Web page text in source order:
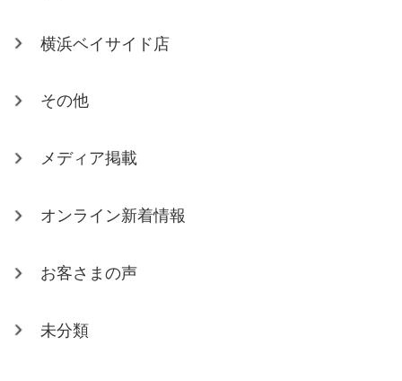
横浜ベイサイド店
その他
メディア掲載
オンライン新着情報
お客さまの声
未分類